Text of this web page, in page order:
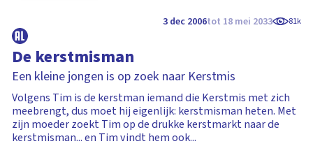
3 dec 2006tot 18 mei 2033 81k
De kerstmisman
Een kleine jongen is op zoek naar Kerstmis
Volgens Tim is de kerstman iemand die Kerstmis met zich
meebrengt, dus moet hij eigenlijk: kerstmisman heten. Met
zijn moeder zoekt Tim op de drukke kerstmarkt naar de
kerstmisman... en Tim vindt hem ook...